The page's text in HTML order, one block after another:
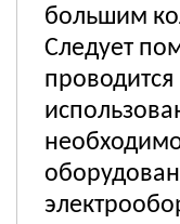
большим
Следует